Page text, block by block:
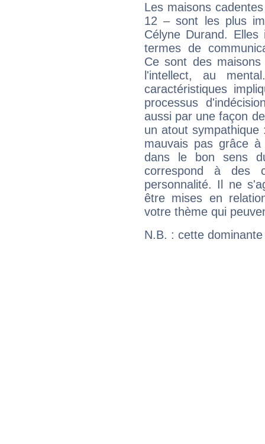
Les maisons
12 – sont les plus
Célyne Durand.
termes de
Ce sont des
l'intellect, au
caractéristiques
processus
aussi par une façon
un atout
mauvais pas grâce
dans le bon sens
correspond à des
personnalité. Il ne
être mises en
votre thème qui
N.B. : cette